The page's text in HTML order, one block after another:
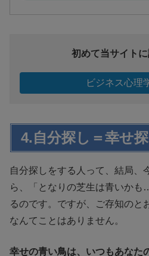
初めて当サイト
ビジネス心理
4.自分探し＝幸せ
自分探しをする人って、結局、
ら、「となりの芝生は青いか
るのです。ですが、ご存知のと
なんてことはありません。
幸せの青い鳥は、いつもあなた